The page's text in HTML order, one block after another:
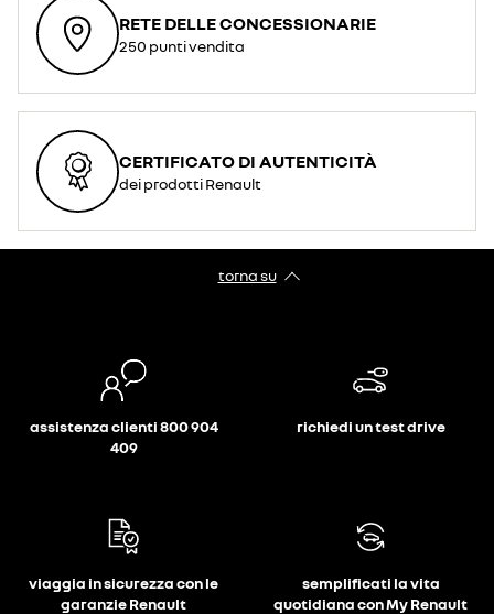
RETE DELLE CONCESSIONARIE
250 punti vendita
CERTIFICATO DI AUTENTICITÀ
dei prodotti Renault
torna su
assistenza clienti 800 904
409
richiedi un test drive
viaggia in sicurezza con le
garanzie Renault
semplificati la vita
quotidiana con My Renault